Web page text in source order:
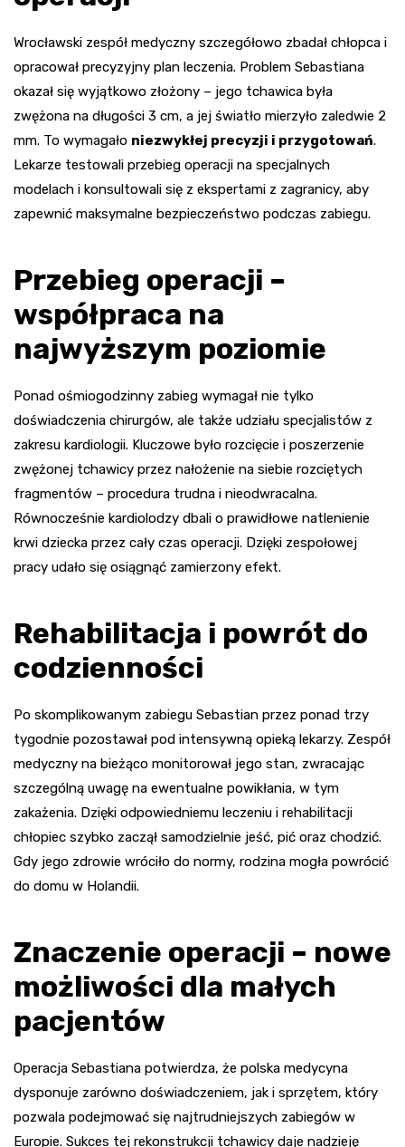
Wrocławski zespół medyczny szczegółowo zbadał chłopca i
opracował precyzyjny plan leczenia. Problem Sebastiana
okazał się wyjątkowo złożony – jego tchawica była
zwężona na długości 3 cm, a jej światło mierzyło zaledwie 2
mm. To wymagało niezwykłej precyzji i przygotowań.
Lekarze testowali przebieg operacji na specjalnych
modelach i konsultowali się z ekspertami z zagranicy, aby
zapewnić maksymalne bezpieczeństwo podczas zabiegu.
Przebieg operacji –
współpraca na
najwyższym poziomie
Ponad ośmiogodzinny zabieg wymagał nie tylko
doświadczenia chirurgów, ale także udziału specjalistów z
zakresu kardiologii. Kluczowe było rozcięcie i poszerzenie
zwężonej tchawicy przez nałożenie na siebie rozciętych
fragmentów – procedura trudna i nieodwracalna.
Równocześnie kardiolodzy dbali o prawidłowe natlenienie
krwi dziecka przez cały czas operacji. Dzięki zespołowej
pracy udało się osiągnąć zamierzony efekt.
Rehabilitacja i powrót do
codzienności
Po skomplikowanym zabiegu Sebastian przez ponad trzy
tygodnie pozostawał pod intensywną opieką lekarzy. Zespół
medyczny na bieżąco monitorował jego stan, zwracając
szczególną uwagę na ewentualne powikłania, w tym
zakażenia. Dzięki odpowiedniemu leczeniu i rehabilitacji
chłopiec szybko zaczął samodzielnie jeść, pić oraz chodzić.
Gdy jego zdrowie wróciło do normy, rodzina mogła powrócić
do domu w Holandii.
Znaczenie operacji – nowe
możliwości dla małych
pacjentów
Operacja Sebastiana potwierdza, że polska medycyna
dysponuje zarówno doświadczeniem, jak i sprzętem, który
pozwala podejmować się najtrudniejszych zabiegów w
Europie. Sukces tej rekonstrukcji tchawicy daje nadzieję